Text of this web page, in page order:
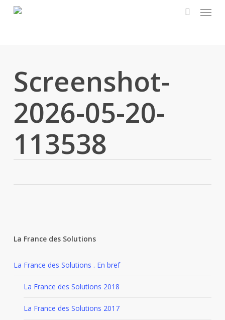
Menu
Screenshot-
2026-05-20-
113538
La France des Solutions
La France des Solutions . En bref
La France des Solutions 2018
La France des Solutions 2017